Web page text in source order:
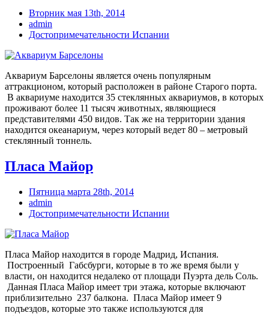
Вторник мая 13th, 2014
admin
Достопримечательности Испании
Аквариум Барселоны является очень популярным
аттракционом, который расположен в районе Старого порта.
В аквариуме находится 35 стеклянных аквариумов, в которых
проживают более 11 тысяч животных, являющиеся
представителями 450 видов. Так же на территории здания
находится океанариум, через который ведет 80 – метровый
стеклянный тоннель.
Пласа Майор
Пятница марта 28th, 2014
admin
Достопримечательности Испании
Пласа Майор находится в городе Мадрид, Испания.
Построенный Габсбурги, которые в то же время были у
власти, он находится недалеко от площади Пуэрта дель Соль.
Данная Пласа Майор имеет три этажа, которые включают
приблизительно 237 балкона. Пласа Майор имеет 9
подъездов, которые это также используются для